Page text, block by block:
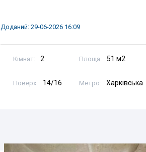
Доданий: 29-06-2026 16:09
Кімнат: 2 Площа: 51 м2
Поверх: 14/16 Метро: Харківська